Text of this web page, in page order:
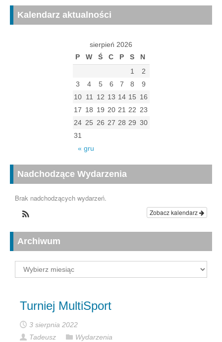
Kalendarz aktualności
sierpień 2026
P
W Ś C P S N
« gru
1
2
3
4 5 6 7 8
9
10 11 12 13 14 15 16
17 18 19 20 21 22 23
24 25 26 27 28 29 30
31
Nadchodzące Wydarzenia
Brak nadchodzących wydarzeń.
Zobacz kalendarz
Archiwum
Archiwum
Turniej MultiSport
3 sierpnia 2022
Tadeusz
Wydarzenia